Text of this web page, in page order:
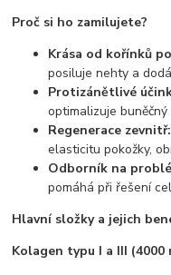
Proč si ho zamilujete?
Krása od kořínků
posiluje nehty a
Protizánětlivé
optimalizuje buněčný
Regenerace zevnitř:
elasticitu pokožky,
Odborník na
pomáhá při řešení
Hlavní složky a jejich
Kolagen typu I a III (4000